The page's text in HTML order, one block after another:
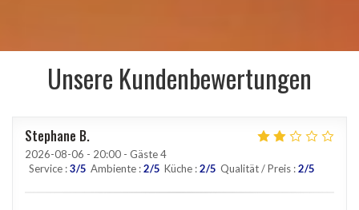
Unsere Kundenbewertungen
Stephane B
2026-08-06 - 20:00 - Gäste 4
Service :3/5 Ambiente :2/5 Küche :2/5 Qualität / Preis :2/5